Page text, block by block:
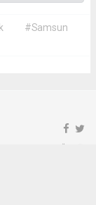
#Samsun